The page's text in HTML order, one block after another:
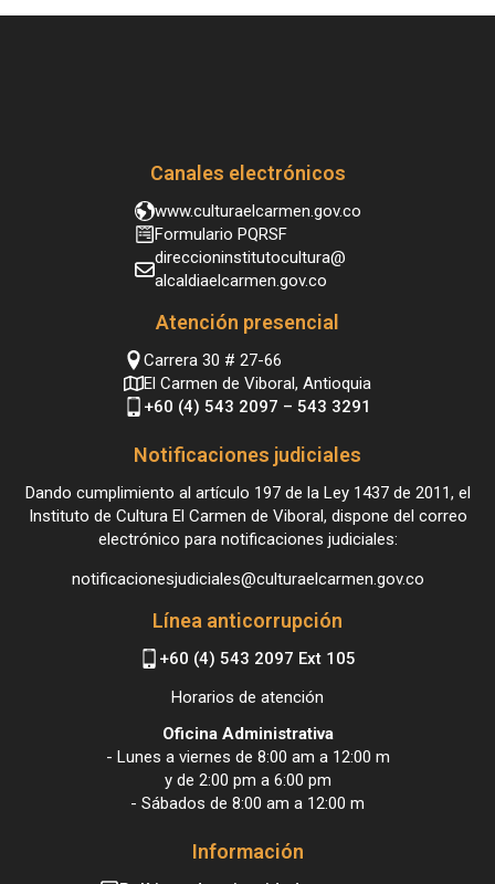
Canales electrónicos
www.culturaelcarmen.gov.co
Formulario PQRSF
direccioninstitutocultura@
alcaldiaelcarmen.gov.co
Atención presencial
Carrera 30 # 27-66
El Carmen de Viboral, Antioquia
+60 (4) 543 2097 – 543 3291
Notificaciones judiciales
Dando cumplimiento al artículo 197 de la Ley 1437 de 2011, el
Instituto de Cultura El Carmen de Viboral, dispone del correo
electrónico para notificaciones judiciales:
notificacionesjudiciales@culturaelcarmen.gov.co
Línea anticorrupción
+60 (4) 543 2097 Ext 105
Horarios de atención
Oficina Administrativa
- Lunes a viernes de 8:00 am a 12:00 m
y de 2:00 pm a 6:00 pm
- Sábados de 8:00 am a 12:00 m
Información